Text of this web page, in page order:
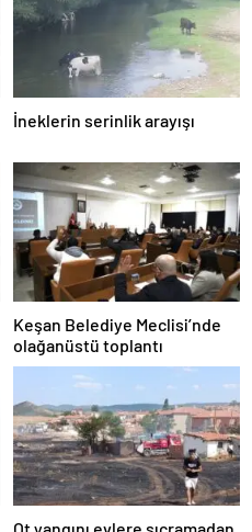
İneklerin serinlik arayışı
Keşan Belediye Meclisi’nde
olağanüstü toplantı